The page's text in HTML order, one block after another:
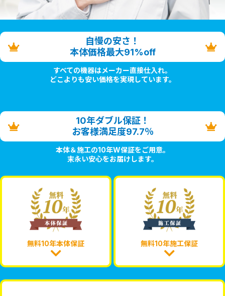
自慢の安さ！
本体価格最大91%off
すべての機器はメーカー直接仕入れ。
どこよりも安い価格を実現しています。
10年ダブル保証！
お客様満足度97.7％
本体＆施工の10年W保証をご用意。
末永い安心をお届けします。
無料10年本体保証 無料10年施工保証